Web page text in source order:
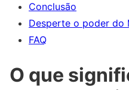
Conclusão
Desperte o poder do
FAQ
O que